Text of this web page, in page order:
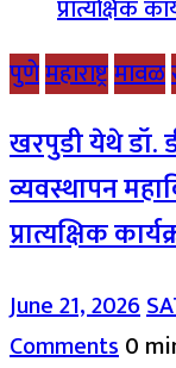
पुणेमहाराष्ट्रमावळ
खरपुडी येथे डॉ.
व्यवस्थापन
प्रात्यक्षिक
June 21, 2026
Comments0